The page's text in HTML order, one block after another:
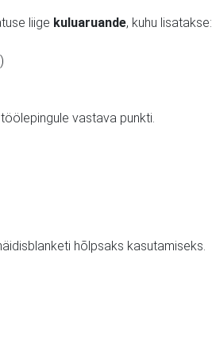
liige kuluaruande, kuhu lisatakse:
vastava punkti.
hõlpsaks kasutamiseks.